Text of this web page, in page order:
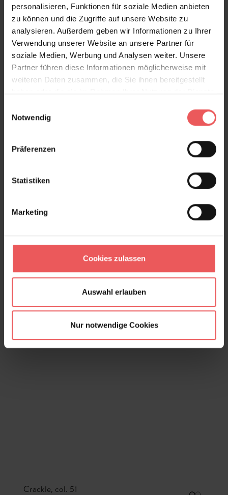
personalisieren, Funktionen für soziale Medien anbieten
zu können und die Zugriffe auf unsere Website zu
analysieren. Außerdem geben wir Informationen zu Ihrer
Verwendung unserer Website an unsere Partner für
soziale Medien, Werbung und Analysen weiter. Unsere
Partner führen diese Informationen möglicherweise mit
weiteren Daten zusammen, die Sie ihnen bereitgestellt
haben oder die sie im Rahmen Ihrer Nutzung der Dienste
Notwendig
Präferenzen
Statistiken
Marketing
Cookies zulassen
Auswahl erlauben
Nur notwendige Cookies
Crackle, col. 51